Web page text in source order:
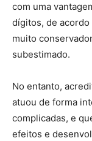
com uma
dígitos, de acordo
muito
subestimado.
No entanto,
atuou de forma
complicadas, e
efeitos e